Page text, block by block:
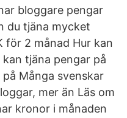
bloggare pengar
du tjäna mycket
för 2 månad Hur kan
tjäna pengar på
Många svenskar
mer än Läs om
kronor i månaden